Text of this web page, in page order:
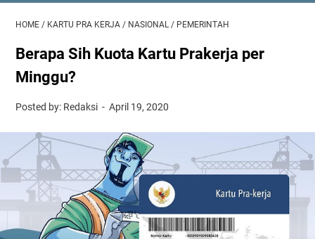
HOME / KARTU PRA KERJA / NASIONAL / PEMERINTAH
Berapa Sih Kuota Kartu Prakerja per
Minggu?
Posted by: Redaksi April 19, 2020